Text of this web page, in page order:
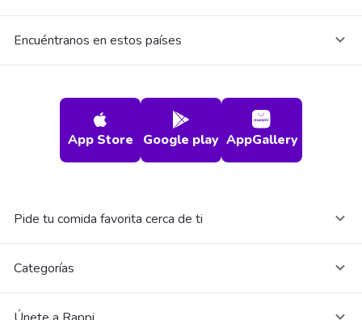
Encuéntranos en estos países
App Store Google play AppGallery
Pide tu comida favorita cerca de ti
Categorías